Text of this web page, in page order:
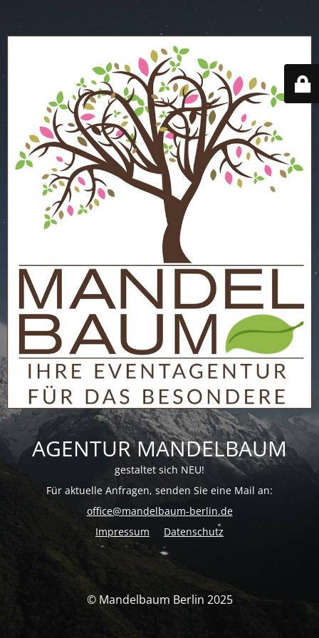
AGENTUR MANDELBAUM
gestaltet sich NEU!
Für aktuelle Anfragen, senden Sie eine Mail an:
office@mandelbaum-berlin.de
Impressum
Datenschutz
© Mandelbaum Berlin 2025